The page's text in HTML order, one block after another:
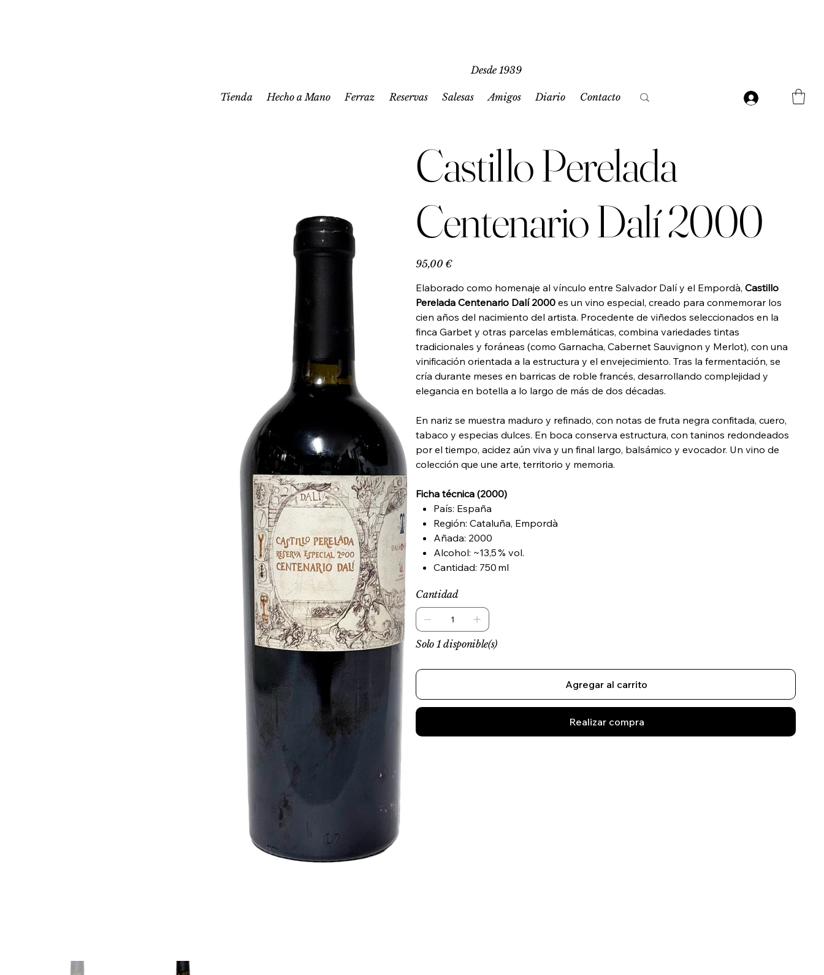
Tienda Hecho a Mano Ferraz Reservas Salesas Amigos Diario Contacto
Desde 1939
Castillo Perelada
Centenario Dalí 2000
Precio
95,00 €
Elaborado como homenaje al vínculo entre Salvador Dalí y el Empordà,Castillo
Perelada Centenario Dalí 2000 es un vino especial, creado para conmemorar los
cien años del nacimiento del artista. Procedente de viñedos seleccionados en la
finca Garbet y otras parcelas emblemáticas, combina variedades tintas
tradicionales y foráneas (como Garnacha, Cabernet Sauvignon y Merlot), con una
vinificación orientada a la estructura y el envejecimiento. Tras la fermentación, se
cría durante meses en barricas de roble francés, desarrollando complejidad y
elegancia en botella a lo largo de más de dos décadas.
En nariz se muestra maduro y refinado, con notas de fruta negra confitada, cuero,
tabaco y especias dulces. En boca conserva estructura, con taninos redondeados
por el tiempo, acidez aún viva y un final largo, balsámico y evocador. Un vino de
colección que une arte, territorio y memoria.
Ficha técnica (2000)
País: España
Región: Cataluña, Empordà
Añada: 2000
Alcohol: ~13,5 % vol.
Cantidad: 750 ml
Cantidad
Solo 1 disponible(s)
Agregar al carrito
Realizar compra